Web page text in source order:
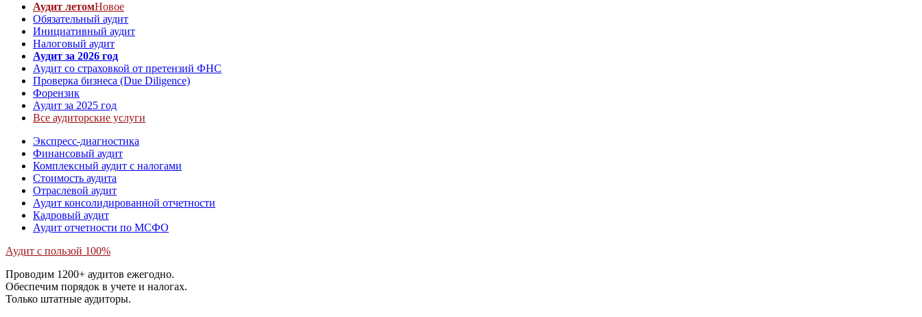
Аудит летомНовое
Обязательный аудит
Инициативный аудит
Налоговый аудит
Аудит за 2026 год
Аудит со страховкой от претензий ФНС
Проверка бизнеса (Due Diligence)
Форензик
Аудит за 2025 год
Все аудиторские услуги
Экспресс-диагностика
Финансовый аудит
Комплексный аудит с налогами
Стоимость аудита
Отраслевой аудит
Аудит консолидированной отчетности
Кадровый аудит
Аудит отчетности по МСФО
Аудит с пользой 100%
Проводим 1200+ аудитов ежегодно.
Обеспечим порядок в учете и налогах.
Только штатные аудиторы.